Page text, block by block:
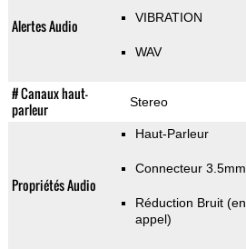
Alertes Audio VIBRATION
WAV
# Canaux haut-
parleur
Stereo
Propriétés Audio
Haut-Parleur
Connecteur 3.5mm
Réduction Bruit (en
appel)